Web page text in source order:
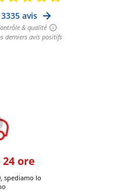
ore
spediamo lo